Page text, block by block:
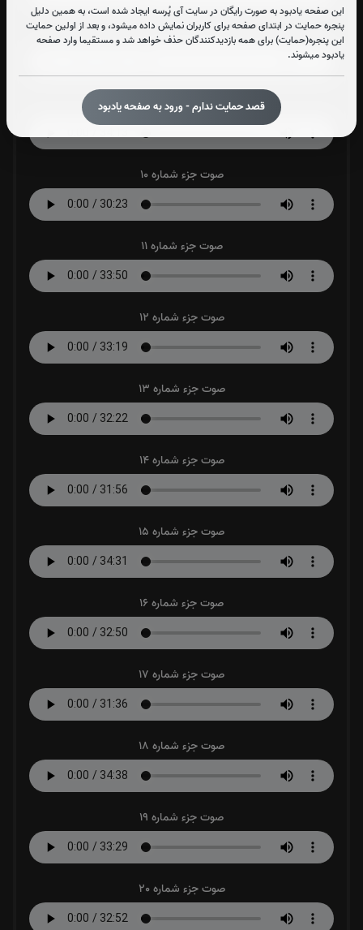
این صفحه یادبود به صورت رایگان در سایت آی پُرسه ایجاد شده است، به همین دلیل
پنجره حمایت در ابتدای صفحه برای کاربران نمایش داده میشود، و بعد از اولین حمایت
این پنجره(حمایت) برای همه بازدیدکنندگان حذف خواهد شد و مستقیما وارد صفحه
یادبود میشوند.
قصد حمایت ندارم - ورود به صفحه یادبود
صوت جزء شماره 8
صوت جزء شماره 9
صوت جزء شماره 10
صوت جزء شماره 11
صوت جزء شماره 12
صوت جزء شماره 13
صوت جزء شماره 14
صوت جزء شماره 15
صوت جزء شماره 16
صوت جزء شماره 17
صوت جزء شماره 18
صوت جزء شماره 19
صوت جزء شماره 20